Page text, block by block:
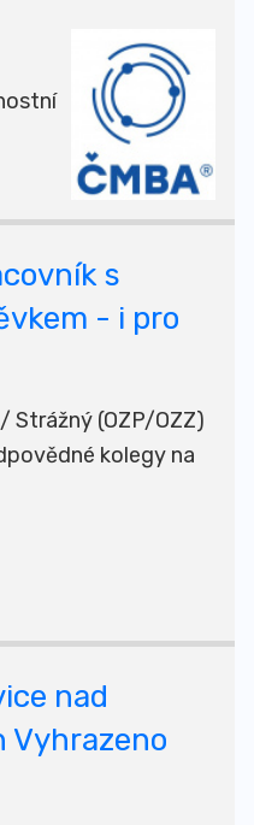
s
- i pro
Strážný (OZP/OZZ)
kolegy na
nad
Vyhrazeno